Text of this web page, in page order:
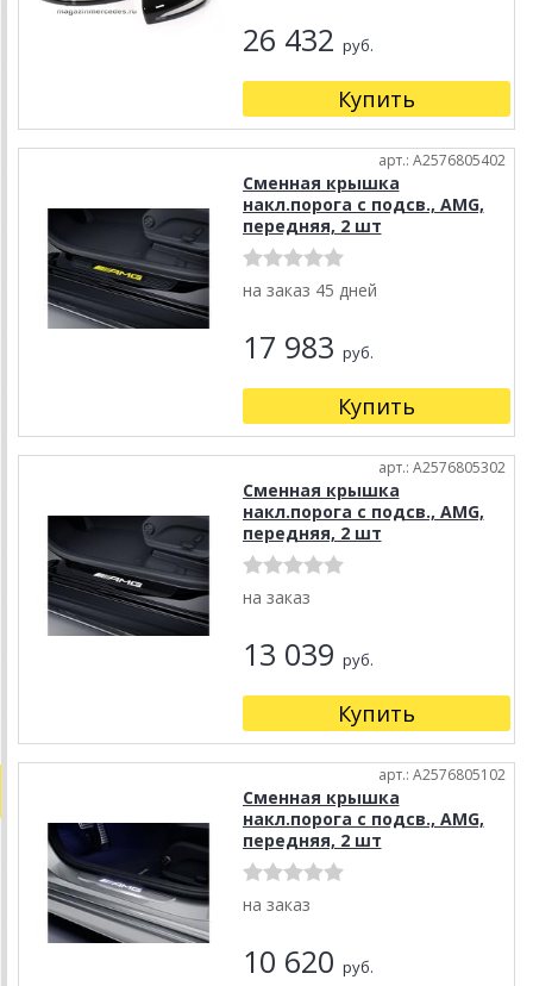
26 432 руб.
Купить
арт.: A2576805402
Сменная крышка
накл.порога с подсв., AMG,
передняя, 2 шт
на заказ 45 дней
17 983 руб.
Купить
арт.: A2576805302
Сменная крышка
накл.порога с подсв., AMG,
передняя, 2 шт
на заказ
13 039 руб.
Купить
арт.: A2576805102
Сменная крышка
накл.порога с подсв., AMG,
передняя, 2 шт
на заказ
10 620 руб.